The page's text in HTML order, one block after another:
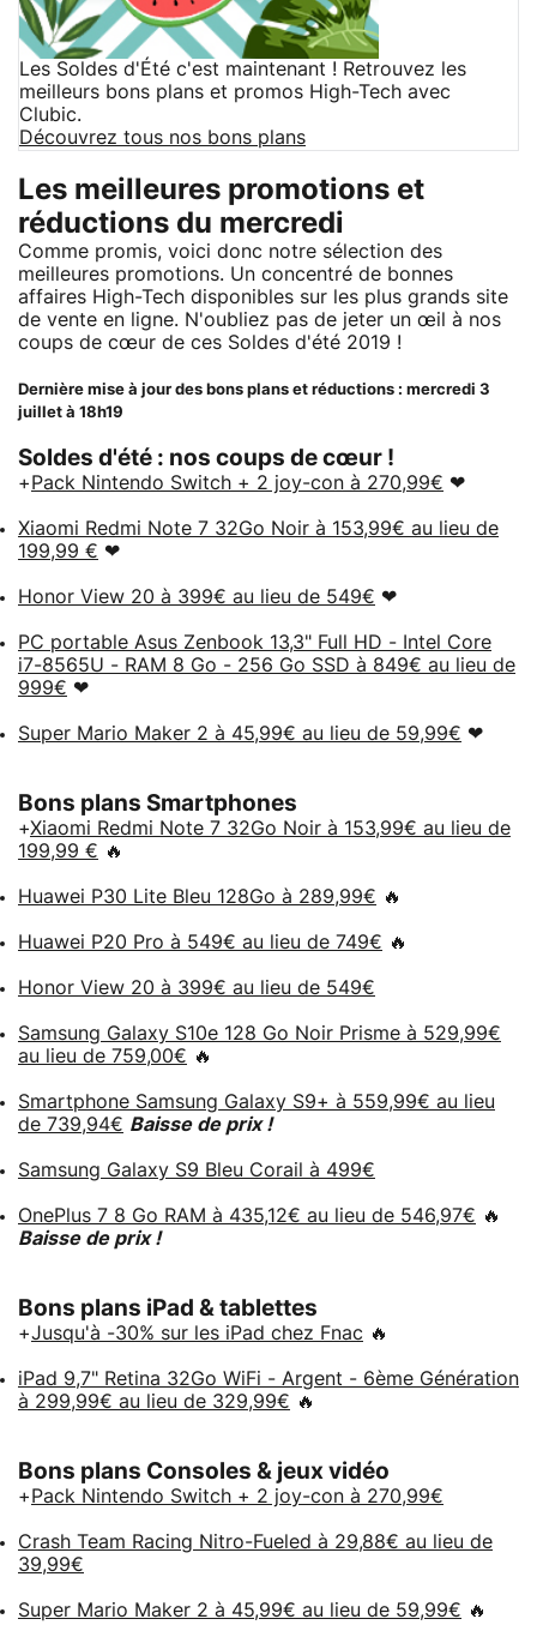
Les Soldes d'Été c'est maintenant ! Retrouvez les
meilleurs bons plans et promos High-Tech avec
Clubic.
Découvrez tous nos bons plans
Les meilleures promotions et
réductions du mercredi
Comme promis, voici donc notre sélection des
meilleures promotions. Un concentré de bonnes
affaires High-Tech disponibles sur les plus grands site
de vente en ligne. N'oubliez pas de jeter un œil à nos
coups de cœur de ces Soldes d'été 2019 !
Dernière mise à jour des bons plans et réductions : mercredi 3
juillet à 18h19
Soldes d'été : nos coups de cœur !
+ Pack Nintendo Switch + 2 joy-con à 270,99€ ❤
Xiaomi Redmi Note 7 32Go Noir à 153,99€ au lieu de
199,99 € ❤
Honor View 20 à 399€ au lieu de 549€ ❤
PC portable Asus Zenbook 13,3" Full HD - Intel Core
i7-8565U - RAM 8 Go - 256 Go SSD à 849€ au lieu de
999€ ❤
Super Mario Maker 2 à 45,99€ au lieu de 59,99€ ❤
Bons plans Smartphones
+Xiaomi Redmi Note 7 32Go Noir à 153,99€ au lieu de
199,99 € 🔥
Huawei P30 Lite Bleu 128Go à 289,99€ 🔥
Huawei P20 Pro à 549€ au lieu de 749€ 🔥
Honor View 20 à 399€ au lieu de 549€
Samsung Galaxy S10e 128 Go Noir Prisme à 529,99€
au lieu de 759,00€ 🔥
Smartphone Samsung Galaxy S9+ à 559,99€ au lieu
de 739,94€ Baisse de prix !
Samsung Galaxy S9 Bleu Corail à 499€
OnePlus 7 8 Go RAM à 435,12€ au lieu de 546,97€ 🔥
Baisse de prix !
Bons plans iPad & tablettes
+Jusqu'à -30% sur les iPad chez Fnac 🔥
iPad 9,7" Retina 32Go WiFi - Argent - 6ème Génération
à 299,99€ au lieu de 329,99€ 🔥
Bons plans Consoles & jeux vidéo
+ Pack Nintendo Switch + 2 joy-con à 270,99€
Crash Team Racing Nitro-Fueled à 29,88€ au lieu de
39,99€
Super Mario Maker 2 à 45,99€ au lieu de 59,99€ 🔥